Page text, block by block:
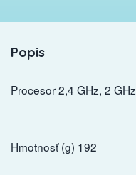
Popis
Procesor 2,4 GHz, 2 GHz
Hmotnosť (g) 192